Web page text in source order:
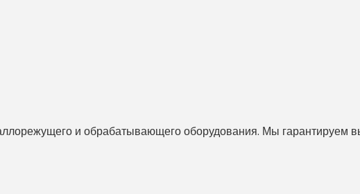
и обрабатывающего оборудования. Мы гарантируем